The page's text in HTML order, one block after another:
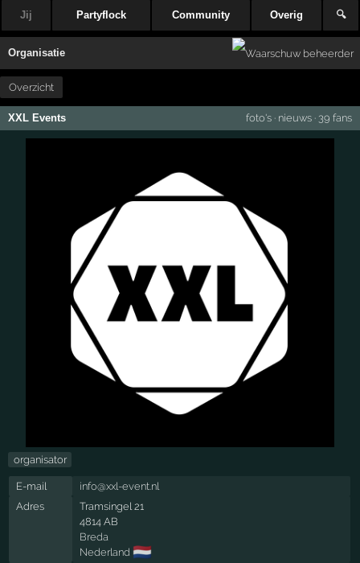
Jij Partyflock Community Overig 🔍
Organisatie
Overzicht
XXL Events foto's· nieuws· 39 fans
organisator
E-mail
info@xxl-event.nl
Adres
Tramsingel 21
4814 AB
Breda
Nederland 🇳🇱